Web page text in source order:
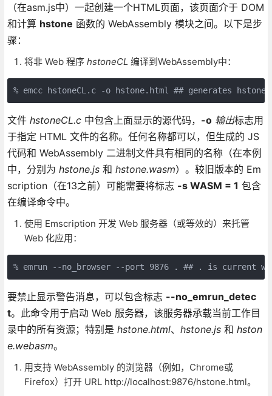
（在asm.js中）一起创建一个HTML页面，该页面介于 DOM
和计算 hstone 函数的 WebAssembly 模块之间。以下是步
骤：
将非 Web 程序 hstoneCL 编译到WebAssembly中：
% emcc hstoneCL.c -o hstone.html ## generates
文件 hstoneCL.c中包含上面显示的源代码， -o 输出标志用
于指定 HTML 文件的名称。任何名称都可以，但生成的 JS
代码和 WebAssembly 二进制文件具有相同的名称（在本例
中，分别为 hstone.js和 hstone.wasm）。较旧版本的 Em
scription（在13之前）可能需要将标志 -s WASM = 1 包含
在编译命令中。
使用 Emscription 开发 Web 服务器（或等效的）来托管
Web 化应用：
% emrun --no_browser --port 9876 . ## . is current
要禁止显示警告消息，可以包含标志 --no_emrun_detec
t。此命令用于启动 Web 服务器，该服务器承载当前工作目
录中的所有资源；特别是 hstone.html、 hstone.js和 hston
e.webasm。
用支持 WebAssembly 的浏览器（例如，Chrome或
Firefox）打开 URL http://localhost:9876/hstone.html。